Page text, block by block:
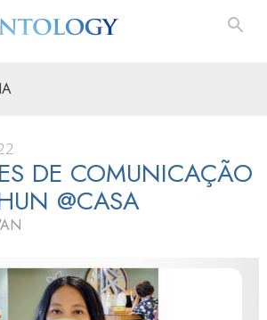
DE COMUNICAÇÃO
@CASA